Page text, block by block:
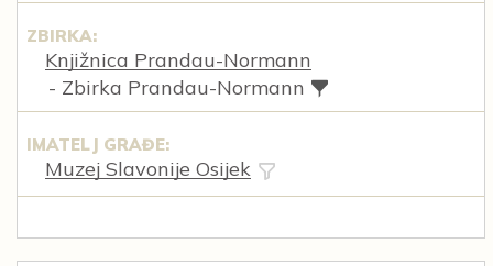
ZBIRKA:
Knjižnica Prandau-Normann
- Zbirka Prandau-Normann
IMATELJ GRAĐE:
Muzej Slavonije Osijek